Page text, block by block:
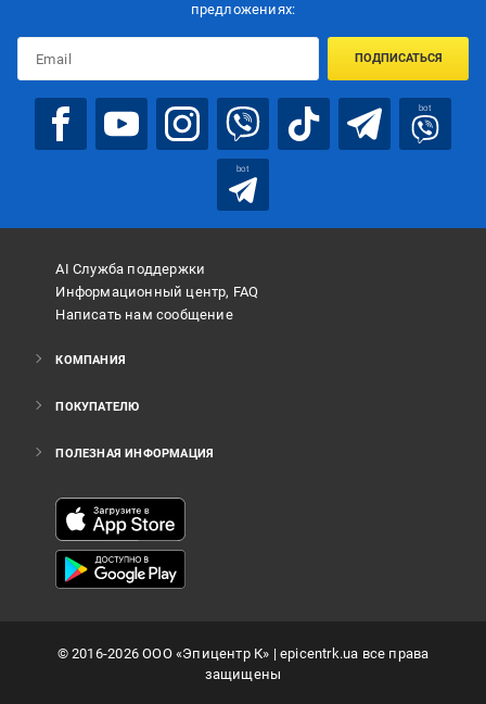
предложениях:
ПОДПИСАТЬСЯ
bot
bot
AI Служба поддержки
Информационный центр, FAQ
Написать нам сообщение
КОМПАНИЯ
ПОКУПАТЕЛЮ
ПОЛЕЗНАЯ ИНФОРМАЦИЯ
©2016-2026ООО «Эпицентр К» | epicentrk.ua все права
защищены